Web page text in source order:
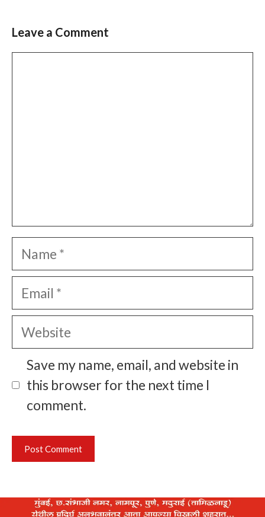
Leave a Comment
Name
Email
Website
Save my name, email, and website in
this browser for the next time I
comment.